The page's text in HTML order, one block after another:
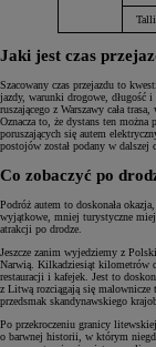
Jaki jest czas
Szacowany czas przejazdu to
jazdy, warunki drogowe, długość
ruszającego z Warszawy cała
Oznacza to, że dystans ten
poruszających się autem
postojów został podany w dalszej
Co zobaczyć po
Podróż autem to doskonała
wyjątkowe, mniej turystyczne
atrakcji po drodze.
Jeszcze zanim wyjedziemy z
Narwią. Kilkadziesiąt kilometrów
restauracji i kafejek. Jest to
z Litwą rozciągają się
przedsmak skandynawskiego
Po przekroczeniu granicy
o barwnej historii, w którym